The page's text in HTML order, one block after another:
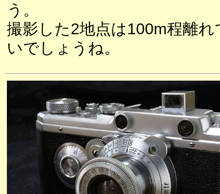
う。
撮影した2地点は100m程離
いでしょうね。